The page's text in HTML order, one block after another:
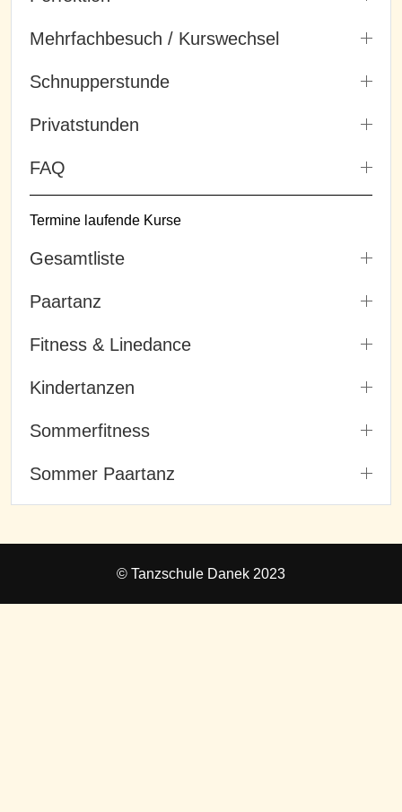
Mehrfachbesuch / Kurswechsel
Schnupperstunde
Privatstunden
FAQ
Termine laufende Kurse
Gesamtliste
Paartanz
Fitness & Linedance
Kindertanzen
Sommerfitness
Sommer Paartanz
© Tanzschule Danek 2023